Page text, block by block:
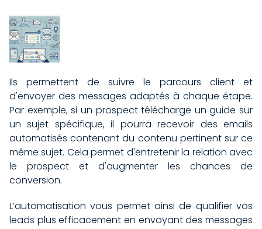
Ils permettent de suivre le parcours client et
d'envoyer des messages adaptés à chaque étape.
Par exemple, si un prospect télécharge un guide sur
un sujet spécifique, il pourra recevoir des emails
automatisés contenant du contenu pertinent sur ce
même sujet. Cela permet d'entretenir la relation avec
le prospect et d'augmenter les chances de
conversion.
L’automatisation vous permet ainsi de qualifier vos
leads plus efficacement en envoyant des messages